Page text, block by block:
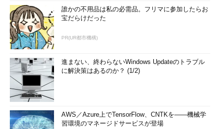
誰かの不用品は私の必需品。フリマに参加したらお
宝だらけだった
PR(UR都市機構)
進まない、終わらないWindows Updateのトラブル
に解決策はあるのか？ (1/2)
AWS／Azure上でTensorFlow、CNTKを――機械学
習環境のマネージドサービスが登場